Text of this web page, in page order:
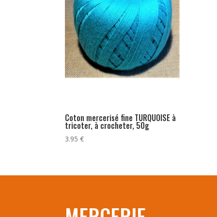
Coton mercerisé fine TURQUOISE à
tricoter, à crocheter, 50g
3.95€